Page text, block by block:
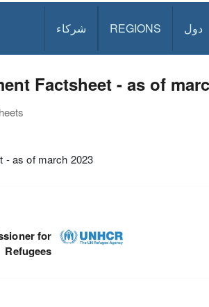
دول REGIONS شركاء
Factsheet - as of
- as of march 2023
for
Refugees